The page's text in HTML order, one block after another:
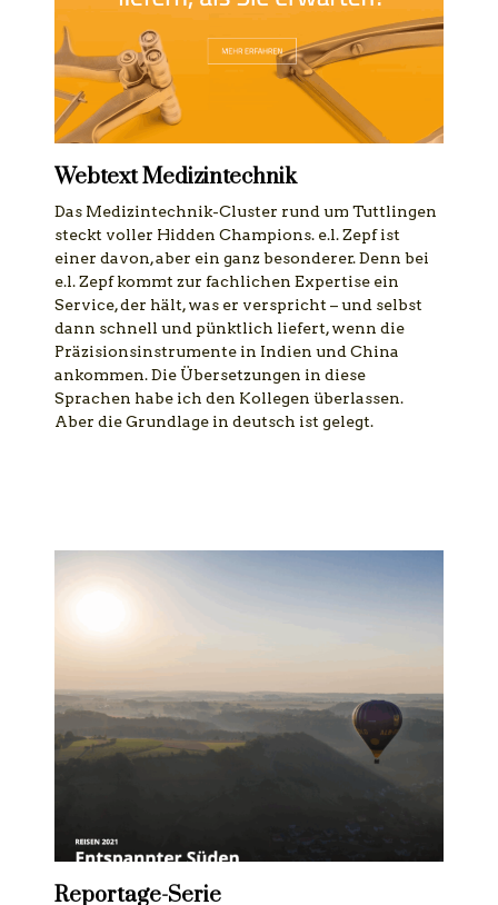
Webtext Medizintechnik
Das Medizintechnik-Cluster rund um Tuttlingen
steckt voller Hidden Champions. e.l. Zepf ist
einer davon, aber ein ganz besonderer. Denn bei
e.l. Zepf kommt zur fachlichen Expertise ein
Service, der hält, was er verspricht – und selbst
dann schnell und pünktlich liefert, wenn die
Präzisionsinstrumente in Indien und China
ankommen. Die Übersetzungen in diese
Sprachen habe ich den Kollegen überlassen.
Aber die Grundlage in deutsch ist gelegt.
Reportage-Serie